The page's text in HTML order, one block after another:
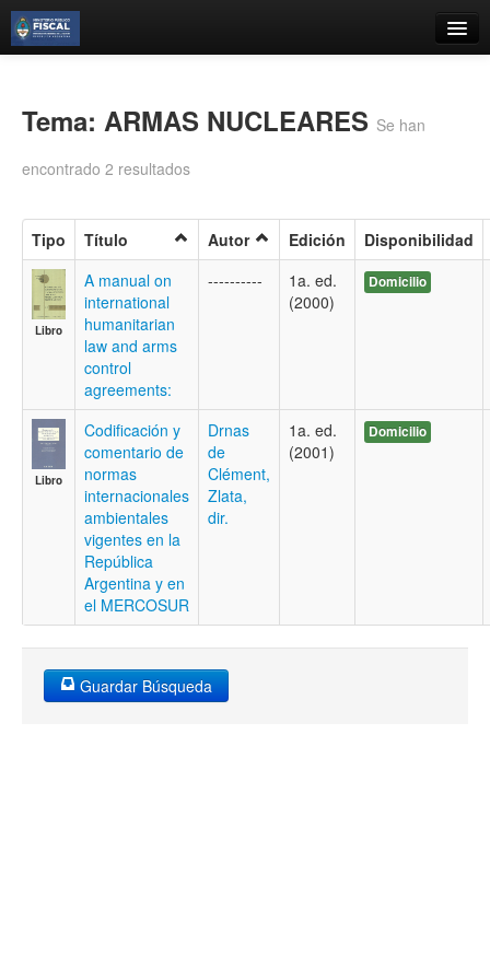
Búsqueda Avanzada
Contacto
Iniciar sesión
Tema: ARMAS NUCLEARES Se han
encontrado 2 resultados
Tipo Título Autor Edición Disponibilidad
Libro
A manual on
international
humanitarian
law and arms
control
agreements:
----------
1a. ed.
(2000)
Domicilio
Libro
Codificación y
comentario de
normas
internacionales
ambientales
vigentes en la
República
Argentina y en
el MERCOSUR
Drnas
de
Clément,
Zlata,
dir.
1a. ed.
(2001)
Domicilio
Guardar Búsqueda